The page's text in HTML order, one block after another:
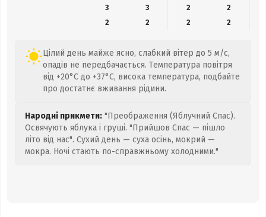
3
3 2
2
2
2 2 2
Цілий день майже ясно, слабкий вітер до 5 м/с,
опадів не передбачається. Температура повітря
від +20°C до +37°C, висока температура, подбайте
про достатнє вживання рідини.
Народні прикмети: "Преображення (Яблучний Спас).
Освячують яблука і груші. "Прийшов Спас — пішло
літо від нас". Сухий день — суха осінь, мокрий —
мокра. Ночі стають по-справжньому холодними."